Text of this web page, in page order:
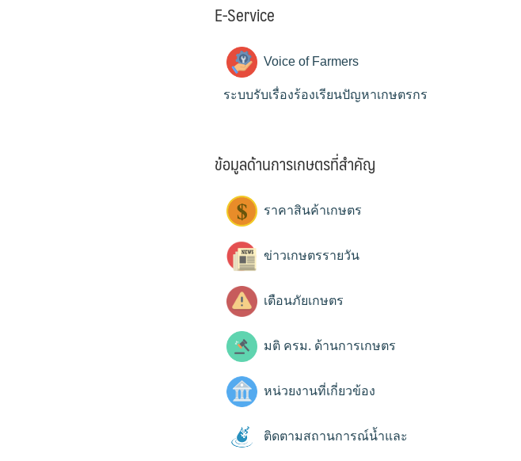
E-Service
Voice of Farmers
ระบบรับเรื่องร้องเรียนปัญหาเกษตรกร
ข้อมูลด้านการเกษตรที่สำคัญ
ราคาสินค้าเกษตร
ข่าวเกษตรรายวัน
เตือนภัยเกษตร
มติ ครม. ด้านการเกษตร
หน่วยงานที่เกี่ยวข้อง
ติดตามสถานการณ์น้ำและ